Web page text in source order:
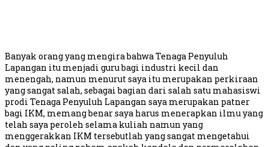
Banyak orang yang mengira bahwa Tenaga Penyuluh
Lapangan itu menjadi guru bagi industri kecil dan
menengah, namun menurut saya itu merupakan perkiraan
yang sangat salah, sebagai bagian dari salah satu mahasiswi
prodi Tenaga Penyuluh Lapangan saya merupakan patner
bagi IKM, memang benar saya harus menerapkan ilmu yang
telah saya peroleh selama kuliah namun yang
menggerakkan IKM tersebutlah yang sangat mengetahui